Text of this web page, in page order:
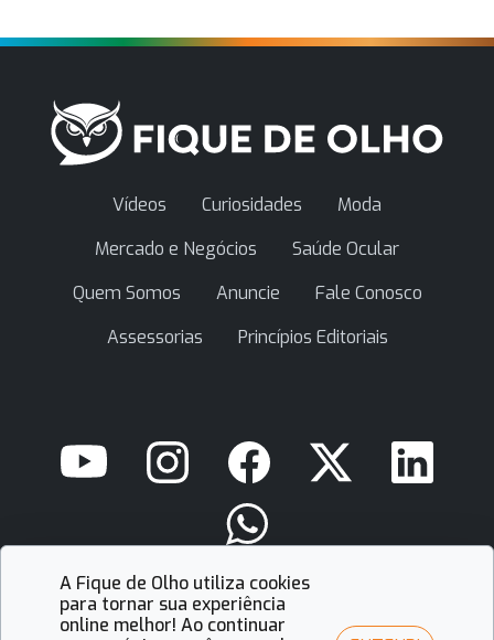
Vídeos Curiosidades
Moda
Mercado e Negócios
Saúde Ocular
Quem Somos
Anuncie
Fale Conosco
Assessorias
Princípios Editoriais
contato@fiquedeolho.com.br
A Fique de Olho utiliza cookies
para tornar sua experiência
online melhor! Ao continuar